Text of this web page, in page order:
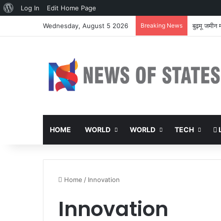
About
WordPress
Log In Edit Home Page
Wednesday, August 5 2026 Breaking News बुढ़मू जमीन
HOME WORLD WORLD TECH
Home / Innovation
Innovation